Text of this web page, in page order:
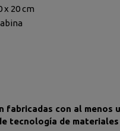
x 20 cm
fabricadas con al
tecnología de